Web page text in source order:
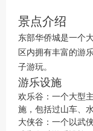
景点介绍
东部华侨城是一个
区内拥有丰富的游
子游玩。
游乐设施
欢乐谷：一个大型
施，包括过山车、
大侠谷：一个以武